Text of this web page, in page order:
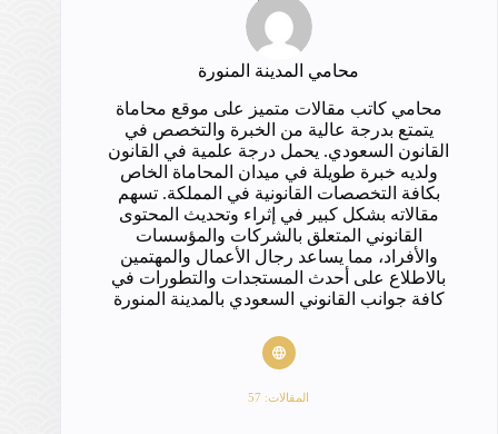
محامي المدينة المنورة
محامي كاتب مقالات متميز على موقع محاماة
يتمتع بدرجة عالية من الخبرة والتخصص في
القانون السعودي. يحمل درجة علمية في القانون
ولديه خبرة طويلة في ميدان المحاماة الخاص
بكافة التخصصات القانونية في المملكة. تسهم
مقالاته بشكل كبير في إثراء وتحديث المحتوى
القانوني المتعلق بالشركات والمؤسسات
والأفراد، مما يساعد رجال الأعمال والمهتمين
بالاطلاع على أحدث المستجدات والتطورات في
كافة جوانب القانوني السعودي بالمدينة المنورة
المقالات: 57